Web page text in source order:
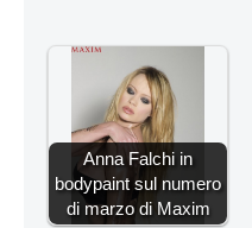
Anna Falchi in
bodypaint sul numero
di marzo di Maxim